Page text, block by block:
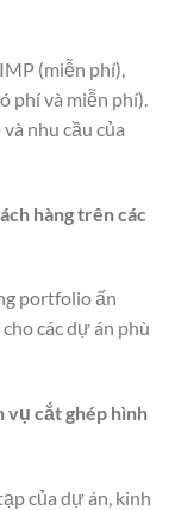
(miễn phí),
phí và miễn phí).
nhu cầu của
hàng trên các
portfolio ấn
các dự án phù
vụ cắt ghép hình
của dự án, kinh